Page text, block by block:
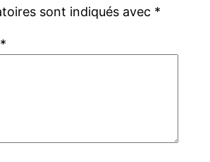
sont indiqués avec *
*